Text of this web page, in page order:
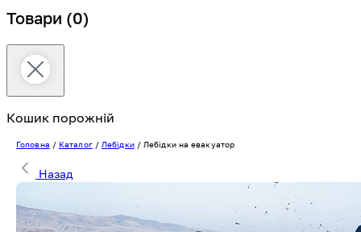
Товари (0)
Кошик порожній
Головна / Каталог/ Лебідки/ Лебідки на евакуатор
Назад